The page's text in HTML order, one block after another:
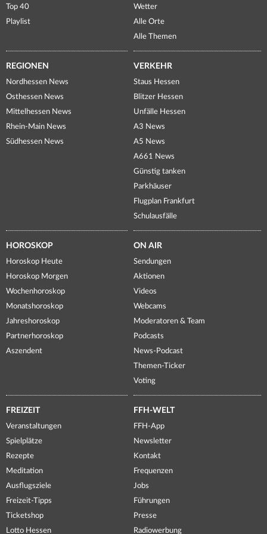
Top 40
Playlist
Wetter
Alle Orte
Alle Themen
REGIONEN
Nordhessen News
Osthessen News
Mittelhessen News
Rhein-Main News
Südhessen News
VERKEHR
Staus Hessen
Blitzer Hessen
Unfälle Hessen
A3 News
A5 News
A661 News
Günstig tanken
Parkhäuser
Flugplan Frankfurt
Schulausfälle
HOROSKOP
Horoskop Heute
Horoskop Morgen
Wochenhoroskop
Monatshoroskop
Jahreshoroskop
Partnerhoroskop
Aszendent
ON AIR
Sendungen
Aktionen
Videos
Webcams
Moderatoren & Team
Podcasts
News-Podcast
Themen-Ticker
Voting
FREIZEIT
Veranstaltungen
Spielplätze
Rezepte
Meditation
Ausflugsziele
Freizeit-Tipps
Ticketshop
Lotto Hessen
FFH-WELT
FFH-App
Newsletter
Kontakt
Frequenzen
Jobs
Führungen
Presse
Radiowerbung